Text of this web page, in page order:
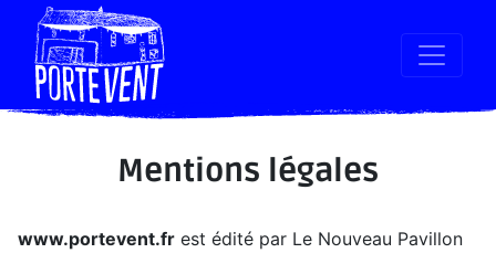
Mentions légales
www.portevent.fr est édité par Le Nouveau Pavillon